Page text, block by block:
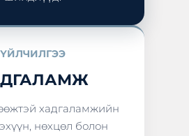
ҮЙЛЧИЛГЭЭ
хадгаламжийн
нөхцөл болон